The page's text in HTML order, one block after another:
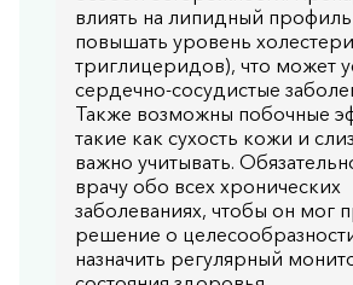
влиять на липидный
повышать уровень
триглицеридов), что может
сердечно-сосудистые
Также возможны побочные
такие как сухость кожи и
важно учитывать.
врачу обо всех хронических
заболеваниях, чтобы он мог
решение о
назначить регулярный